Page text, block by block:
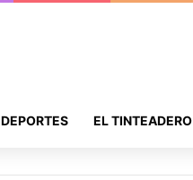
DEPORTES EL TINTEADERO